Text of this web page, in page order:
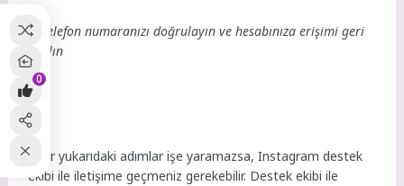
Telefon numaranızı doğrulayın ve hesabınıza erişimi geri
alın
n
n
Eğer yukarıdaki adımlar işe yaramazsa, Instagram destek
ekibi ile iletişime geçmeniz gerekebilir. Destek ekibi ile
0